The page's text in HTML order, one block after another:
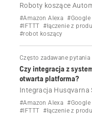
Roboty koszące
komórkową mogą być
usług inteligentnego
#Amazon Alexa
#IFTTT
#łączenie z
#robot koszący
Często zadawane pytania
Czy integracja z
otwarta platforma?
Integracja Husqvarna
API.
#Amazon Alexa
#IFTTT
#łączenie z